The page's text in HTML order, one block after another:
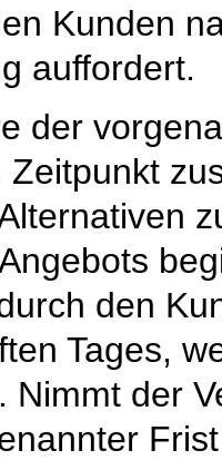
Kunden
auffordert.
der
Zeitpunkt
den
Tages,
Nimmt der